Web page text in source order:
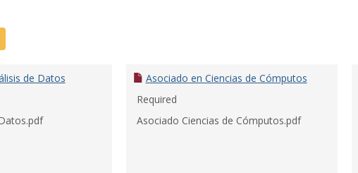
de Datos
Asociado en Ciencias de Cómputos
Required
Asociado Ciencias de Cómputos.pdf